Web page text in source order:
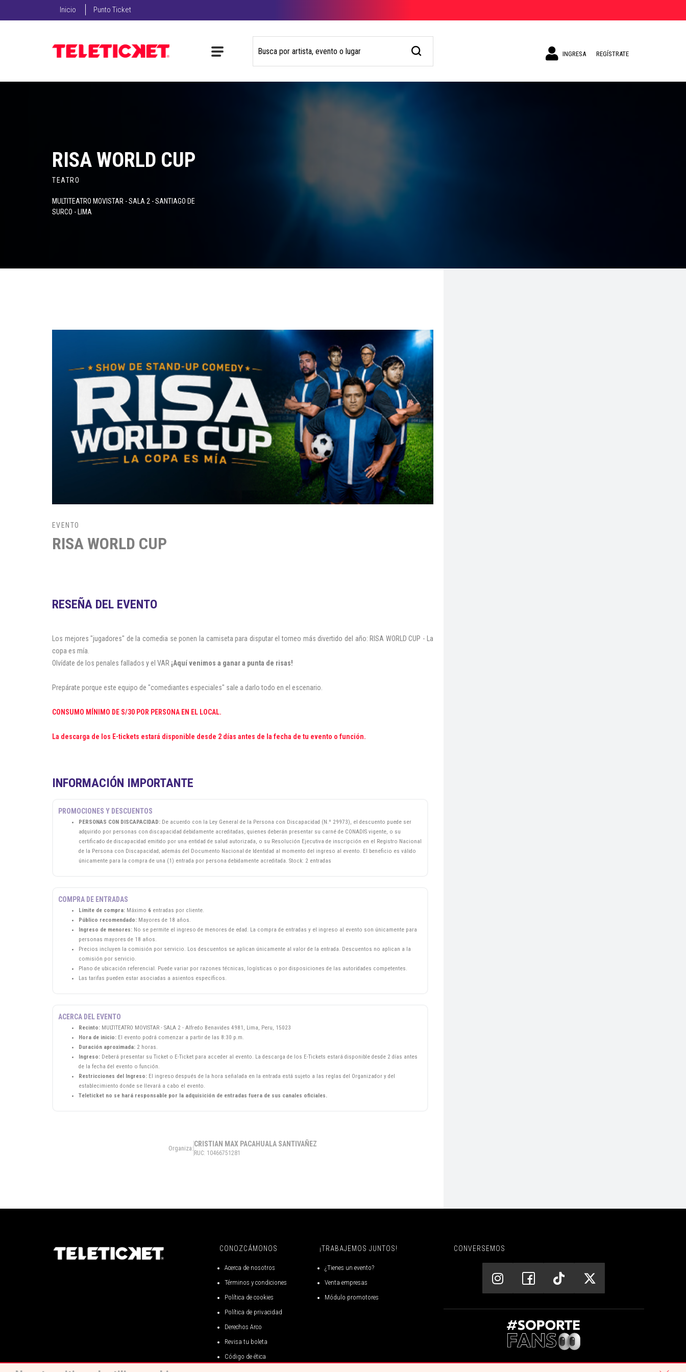
Inicio Punto Ticket
INGRESA REGÍSTRATE
RISA WORLD CUP
TEATRO
MULTITEATRO MOVISTAR - SALA 2 - SANTIAGO DE
SURCO - LIMA
EVENTO
RISA WORLD CUP
RESEÑA DEL EVENTO
Los mejores "jugadores" de la comedia se ponen la camiseta para disputar el torneo más divertido del año: RISA WORLD CUP - La
copa es mía.
Olvídate de los penales fallados y el VAR ¡Aquí venimos a ganar a punta de risas!
Prepárate porque este equipo de "comediantes especiales" sale a darlo todo en el escenario.
CONSUMO MÍNIMO DE S/30 POR PERSONA EN EL LOCAL.
La descarga de los E-tickets estará disponible desde 2 días antes de la fecha de tu evento o función.
INFORMACIÓN IMPORTANTE
PROMOCIONES Y DESCUENTOS
PERSONAS CON DISCAPACIDAD: De acuerdo con la Ley General de la Persona con Discapacidad (N.º 29973), el descuento puede ser
adquirido por personas con discapacidad debidamente acreditadas, quienes deberán presentar su carné de CONADIS vigente, o su
certificado de discapacidad emitido por una entidad de salud autorizada, o su Resolución Ejecutiva de inscripción en el Registro Nacional
de la Persona con Discapacidad; además del Documento Nacional de Identidad al momento del ingreso al evento. El beneficio es válido
únicamente para la compra de una (1) entrada por persona debidamente acreditada. Stock: 2 entradas
COMPRA DE ENTRADAS
Límite de compra: Máximo 6 entradas por cliente.
Público recomendado: Mayores de 18 años.
Ingreso de menores: No se permite el ingreso de menores de edad. La compra de entradas y el ingreso al evento son únicamente para
personas mayores de 18 años.
Precios incluyen la comisión por servicio. Los descuentos se aplican únicamente al valor de la entrada. Descuentos no aplican a la
comisión por servicio.
Plano de ubicación referencial. Puede variar por razones técnicas, logísticas o por disposiciones de las autoridades competentes.
Las tarifas pueden estar asociadas a asientos específicos.
ACERCA DEL EVENTO
Recinto: MULTITEATRO MOVISTAR - SALA 2 - Alfredo Benavides 4981, Lima, Peru, 15023
Hora de inicio: El evento podrá comenzar a partir de las 8:30 p.m.
Duración aproximada: 2 horas.
Ingreso: Deberá presentar su Ticket o E-Ticket para acceder al evento. La descarga de los E-Tickets estará disponible desde 2 días antes
de la fecha del evento o función.
Restricciones del Ingreso: El ingreso después de la hora señalada en la entrada está sujeto a las reglas del Organizador y del
establecimiento donde se llevará a cabo el evento.
Teleticket no se hará responsable por la adquisición de entradas fuera de sus canales oficiales.
Organiza:
CRISTIAN MAX PACAHUALA SANTIVAÑEZ
RUC: 10466751281
CONOZCÁMONOS
Acerca de nosotros
Términos y condiciones
Política de cookies
Política de privacidad
Derechos Arco
Revisa tu boleta
Código de ética
¡TRABAJEMOS JUNTOS!
¿Tienes un evento?
Venta empresas
Módulo promotores
CONVERSEMOS